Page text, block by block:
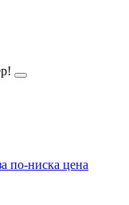
по-ниска цена